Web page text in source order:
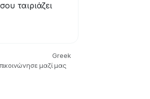
ταιριάζει
Greek
μαζί μας